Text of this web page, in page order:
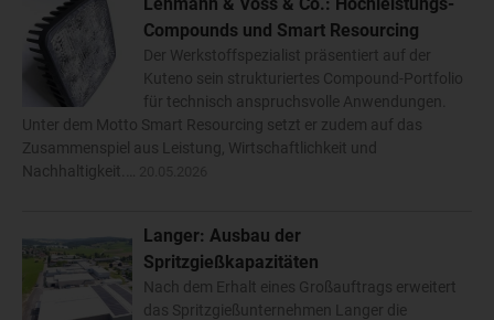
Compounds und Smart Resourcing
Der Werkstoffspezialist präsentiert auf der
Kuteno sein strukturiertes Compound-Portfolio
für technisch anspruchsvolle Anwendungen.
Unter dem Motto Smart Resourcing setzt er zudem auf das
Zusammenspiel aus Leistung, Wirtschaftlichkeit und
Nachhaltigkeit.…
Langer: Ausbau der
Spritzgießkapazitäten
Nach dem Erhalt eines Großauftrags erweitert
das Spritzgießunternehmen Langer die